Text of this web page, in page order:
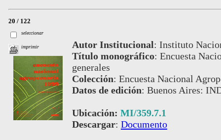
20 / 122
seleccionar
imprimir Autor Institucional: Instituto
Título monográfico: Encuesta
generales
Colección: Encuesta Nacional
Datos de edición: Buenos Aires:
Ubicación: MI/359.7.1
Descargar: Documento